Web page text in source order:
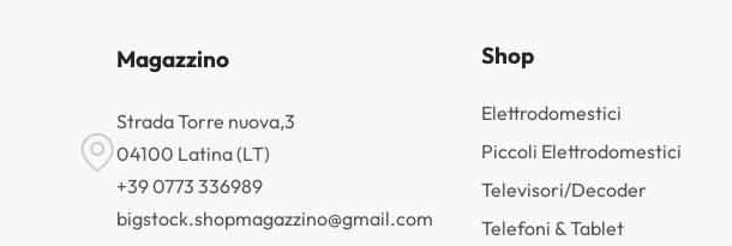
Magazzino
Strada Torre nuova,3
04100 Latina (LT)
+39 0773 336989
bigstock.shopmagazzino@gmail.com
Shop
Elettrodomestici
Piccoli Elettrodomestici
Televisori/Decoder
Telefoni & Tablet